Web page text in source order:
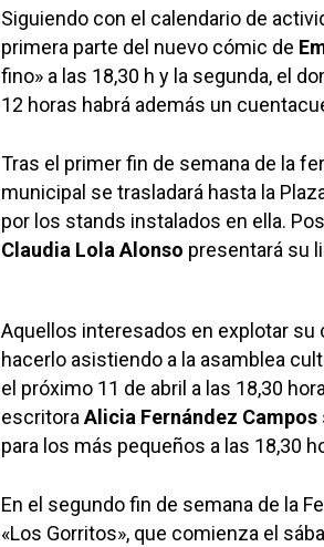
Siguiendo con el calendario de
primera parte del nuevo cómic de
fino» a las 18,30 h y la segunda, el
12 horas habrá además un
Tras el primer fin de semana de la
municipal se trasladará hasta la
por los stands instalados en ella.
Claudia Lola Alonso presentará su
Aquellos interesados en explotar
hacerlo asistiendo a la asamblea
el próximo 11 de abril a las 18,30
escritora Alicia Fernández Campos
para los más pequeños a las 18,30
En el segundo fin de semana de la
«Los Gorritos», que comienza el